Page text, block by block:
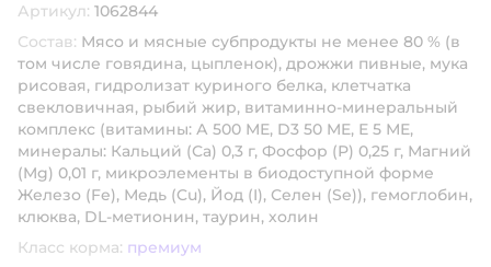
Артикул: 1062844
Состав: Мясо и мясные субпродукты не менее 80 % (в
том числе говядина, цыпленок), дрожжи пивные, мука
рисовая, гидролизат куриного белка, клетчатка
свекловичная, рыбий жир, витаминно-минеральный
комплекс (витамины: А 500 МЕ, D3 50 ME, Е 5 МЕ,
минералы: Кальций (Са) 0,3 г, Фосфор (Р) 0,25 г, Магний
(Mg) 0,01 г, микроэлементы в биодоступной форме
Железо (Fe), Медь (Cu), Йод (I), Селен (Se)), гемоглобин,
клюква, DL-метионин, таурин, холин
Класс корма: премиум